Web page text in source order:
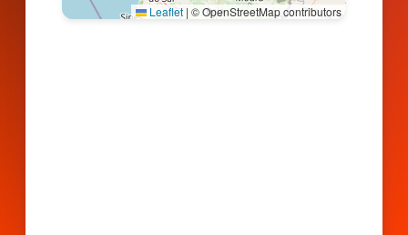
Leaflet | © OpenStreetMap contributors